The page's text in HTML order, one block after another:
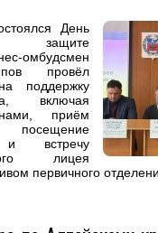
День
защите
омбудсмен
провёл
поддержку
включая
приём
и встречу
лицея
первичного